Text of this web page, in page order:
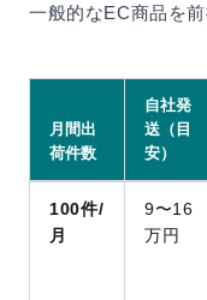
一般的なEC商品を前
月間出
荷件数
自社発
送（目
安）
100件/
月
9〜16
万円